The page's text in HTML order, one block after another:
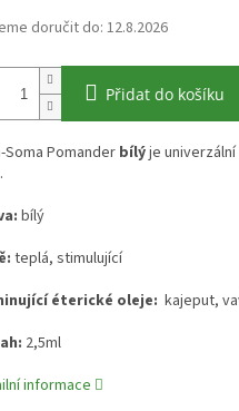
doručit do:12.8.2026
Přidat do košíku
Soma Pomander bílýje
bílý
teplá, stimulující
éterické oleje: kajeput,
2,5ml
informace